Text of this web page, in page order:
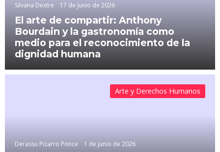
Silvana Dextre 17 de junio de 2026
El arte de compartir: Anthony
Bourdain y la gastronomía como
medio para el reconocimiento de la
dignidad humana
Derassu Pizarro Ponce 1 de junio de 2026
Arte y Derechos Humanos